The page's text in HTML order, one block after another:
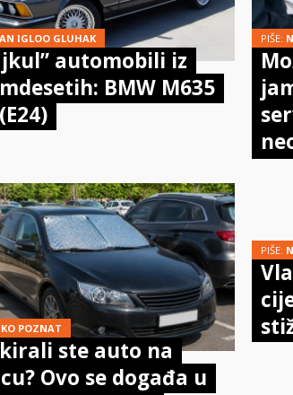
IGLOO GLUHAK
automobili iz
BMW M635
PIŠE:
POZNAT
ste auto na
Ovo se događa u
PIŠE: